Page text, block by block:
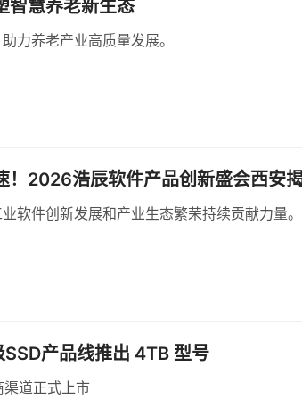
市政府联合发布“智云上海”城市信息化品牌
提供AI能力服务。
推出Token算力服务套餐，这意味着大模型时
费的公共服务。
为新的生产力工具，高校里的创新土壤也在
业的技术迭代节奏同步。
智慧养老新生态
力养老产业高质量发展。
！2026浩辰软件产品创新盛会西安
软件创新发展和产业生态繁荣持续贡献力量。
产品线推出 4TB 型号
道正式上市